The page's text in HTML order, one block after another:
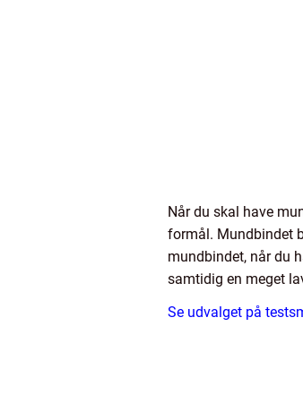
Når du skal have
formål. Mundbindet
mundbindet, når du
samtidig en meget
Se udvalget på